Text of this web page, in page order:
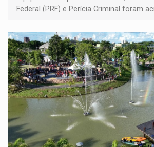
Federal (PRF) e Perícia Criminal foram